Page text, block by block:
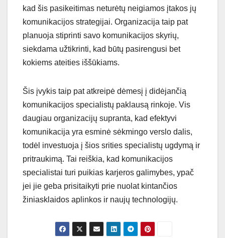
kad šis pasikeitimas neturėtų neigiamos įtakos jų
komunikacijos strategijai. Organizacija taip pat
planuoja stiprinti savo komunikacijos skyrių,
siekdama užtikrinti, kad būtų pasirengusi bet
kokiems ateities iššūkiams.
Šis įvykis taip pat atkreipė dėmesį į didėjančią
komunikacijos specialistų paklausą rinkoje. Vis
daugiau organizacijų supranta, kad efektyvi
komunikacija yra esminė sėkmingo verslo dalis,
todėl investuoja į šios srities specialistų ugdymą ir
pritraukimą. Tai reiškia, kad komunikacijos
specialistai turi puikias karjeros galimybes, ypač
jei jie geba prisitaikyti prie nuolat kintančios
žiniasklaidos aplinkos ir naujų technologijų.